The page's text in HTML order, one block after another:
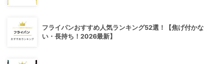
フライパンおすすめ人気ランキング52選！【焦げ付かな
い・長持ち！2026最新】